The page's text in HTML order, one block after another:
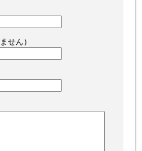
せん）